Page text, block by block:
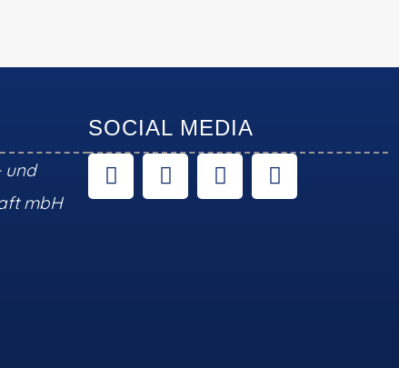
und
mbH
SOCIAL MEDIA